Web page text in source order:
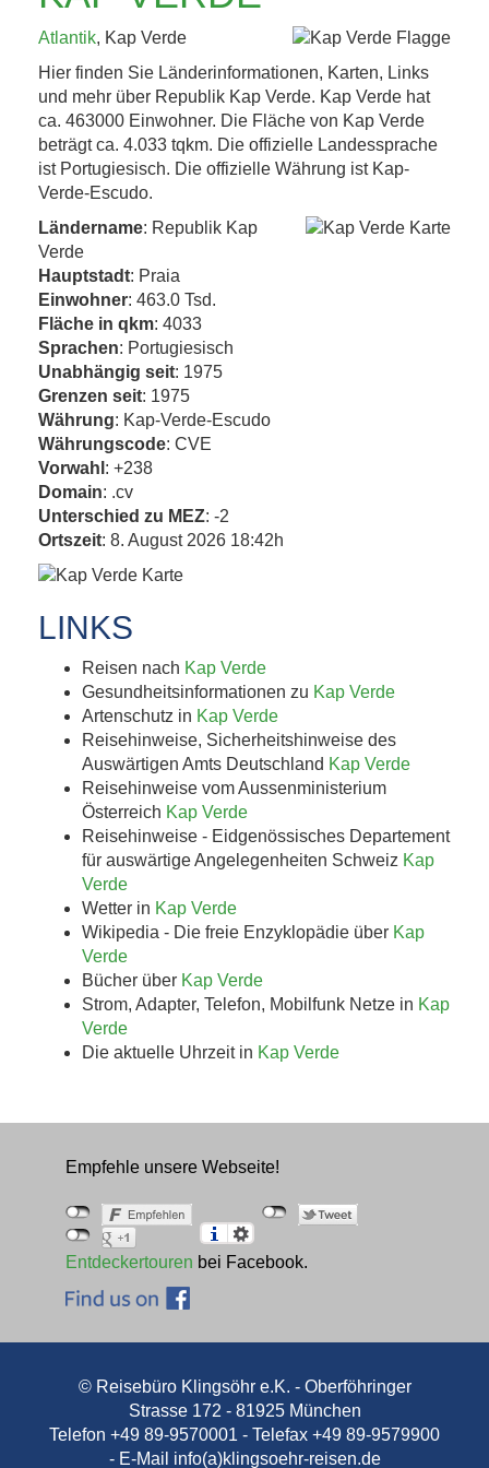
KAFFEEHAUSKULTUR,
K.U.K.-ERBE UND
TRÜFFEL 4. BIS 8....
Jetzt entdecken!
Atlantik, Kap Verde
Hier finden Sie Länderinformationen, Karten, Links
und mehr über Republik Kap Verde. Kap Verde hat
ca. 463000 Einwohner. Die Fläche von Kap Verde
beträgt ca. 4.033 tqkm. Die offizielle Landessprache
ist Portugiesisch. Die offizielle Währung ist Kap-
Verde-Escudo.
Ländername: Republik Kap
Verde
Hauptstadt: Praia
Einwohner: 463.0 Tsd.
Fläche in qkm: 4033
Sprachen: Portugiesisch
Unabhängig seit: 1975
Grenzen seit: 1975
Währung: Kap-Verde-Escudo
Währungscode: CVE
Vorwahl : +238
Domain: .cv
Unterschied zu MEZ: -2
Ortszeit: 8. August 2026 18:42h
LINKS
Reisen nach Kap Verde
Gesundheitsinformationen zu Kap Verde
Artenschutz in Kap Verde
Reisehinweise, Sicherheitshinweise des
Auswärtigen Amts Deutschland Kap Verde
Reisehinweise vom Aussenministerium
Österreich Kap Verde
Reisehinweise - Eidgenössisches Departement
für auswärtige Angelegenheiten Schweiz Kap
Verde
Wetter in Kap Verde
Wikipedia - Die freie Enzyklopädie über Kap
Verde
Bücher über Kap Verde
Strom, Adapter, Telefon, Mobilfunk Netze in Kap
Verde
Die aktuelle Uhrzeit in Kap Verde
Empfehle unsere Webseite!
Entdeckertouren bei Facebook.
© Reisebüro Klingsöhr e.K. - Oberföhringer
Strasse 172 - 81925 München
Telefon +49 89-9570001 - Telefax +49 89-9579900
- E-Mail info(a)klingsoehr-reisen.de